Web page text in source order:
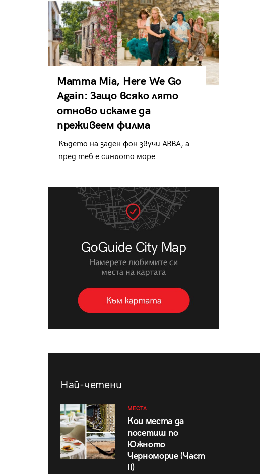
Mamma Mia, Here We Go
Again: Защо всяко лято
отново искаме да
преживеем филма
Където на заден фон звучи ABBA, а
пред теб е синьото море
Най-четени
МЕСТА
Кои места да
посетиш по
Южното
Черноморие (Част
II)